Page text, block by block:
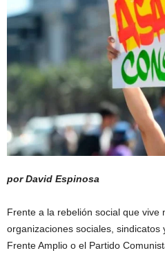
por David Espinosa
Frente a la rebelión social que vive
organizaciones sociales,
Frente Amplio o el Partido